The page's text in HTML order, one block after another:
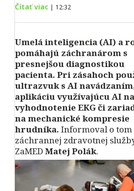
Čítať viac | 12:32
Umelá inteligencia (AI) a
pomáhajú záchranárom s
presnejšou diagnostikou
pacienta. Pri zásahoch
ultrazvuk s AI
aplikáciu využívajúcu AI na
vyhodnotenie EKG či
na mechanické kompresie
hrudníka. Informoval o
záchrannej zdravotnej
ZaMED Matej Polák.